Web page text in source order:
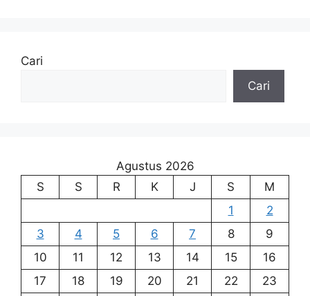
Cari
Cari
Agustus 2026
S
S R K J S
M
1
2
3
4 5 6 7 8
9
10
11 12 13 14 15
16
17
18 19 20 21 22
23